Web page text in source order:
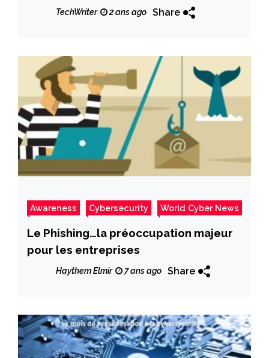
ressources humaines
TechWriter 2 ans ago Share
Awareness Cybersecurity World Cyber News
Le Phishing…la préoccupation majeur
pour les entreprises
Haythem Elmir 7 ans ago Share